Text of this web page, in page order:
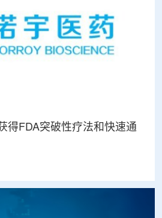
得FDA突破性疗法和快速通